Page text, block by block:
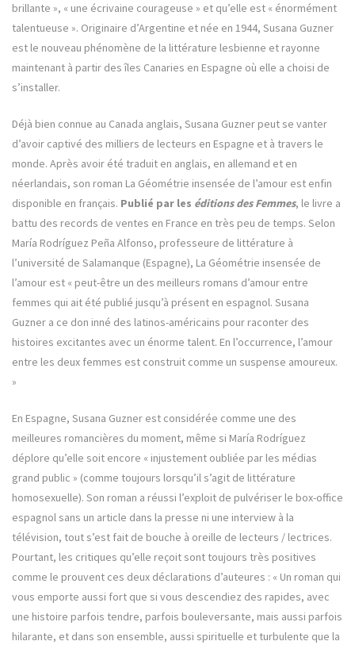
brillante », « une écrivaine courageuse » et qu’elle est « énormément
talentueuse ». Originaire d’Argentine et née en 1944, Susana Guzner
est le nouveau phénomène de la littérature lesbienne et rayonne
maintenant à partir des îles Canaries en Espagne où elle a choisi de
s’installer.
Déjà bien connue au Canada anglais, Susana Guzner peut se vanter
d’avoir captivé des milliers de lecteurs en Espagne et à travers le
monde. Après avoir été traduit en anglais, en allemand et en
néerlandais, son roman La Géométrie insensée de l’amour est enfin
disponible en français. Publié par les éditions des Femmes, le livre a
battu des records de ventes en France en très peu de temps. Selon
María Rodríguez Peña Alfonso, professeure de littérature à
l’université de Salamanque (Espagne), La Géométrie insensée de
l’amour est « peut-être un des meilleurs romans d’amour entre
femmes qui ait été publié jusqu’à présent en espagnol. Susana
Guzner a ce don inné des latinos-américains pour raconter des
histoires excitantes avec un énorme talent. En l’occurrence, l’amour
entre les deux femmes est construit comme un suspense amoureux.
»
En Espagne, Susana Guzner est considérée comme une des
meilleures romancières du moment, même si María Rodríguez
déplore qu’elle soit encore « injustement oubliée par les médias
grand public » (comme toujours lorsqu’il s’agit de littérature
homosexuelle). Son roman a réussi l’exploit de pulvériser le box-office
espagnol sans un article dans la presse ni une interview à la
télévision, tout s’est fait de bouche à oreille de lecteurs / lectrices.
Pourtant, les critiques qu’elle reçoit sont toujours très positives
comme le prouvent ces deux déclarations d’auteures : « Un roman qui
vous emporte aussi fort que si vous descendiez des rapides, avec
une histoire parfois tendre, parfois bouleversante, mais aussi parfois
hilarante, et dans son ensemble, aussi spirituelle et turbulente que la